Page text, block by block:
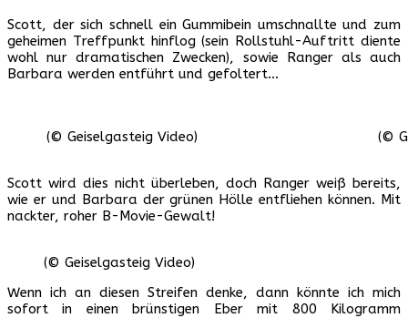
Scott, der sich schnell ein Gummibein umschnallte und zum
geheimen Treffpunkt hinflog (sein Rollstuhl-Auftritt diente
wohl nur dramatischen Zwecken), sowie Ranger als auch
Barbara werden entführt und gefoltert…
(© Geiselgasteig Video) (©
Scott wird dies nicht überleben, doch Ranger weiß bereits,
wie er und Barbara der grünen Hölle entfliehen können. Mit
nackter, roher B-Movie-Gewalt!
(© Geiselgasteig Video)
Wenn ich an diesen Streifen denke, dann könnte ich mich
sofort in einen brünstigen Eber mit 800 Kilogramm